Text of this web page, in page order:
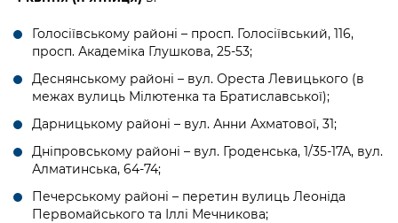
Голосіївському районі – просп. Голосіївський, 116,
просп. Академіка Глушкова, 25-53;
Деснянському районі – вул. Ореста Левицького (в
межах вулиць Мілютенка та Братиславської);
Дарницькому районі – вул. Анни Ахматової, 31;
Дніпровському районі – вул. Гроденська, 1/35-17А, вул.
Алматинська, 64-74;
Печерському районі – перетин вулиць Леоніда
Первомайського та Іллі Мечникова;